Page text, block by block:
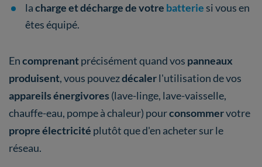
lacharge et décharge de votre batterie si vous en
êtes équipé.
Encomprenantprécisément quand vos panneaux
produisent, vous pouvezdécalerl'utilisation de vos
appareils énergivores (lave-linge, lave-vaisselle,
chauffe-eau, pompe à chaleur) pourconsommervotre
propre électricité plutôt que d'en acheter sur le
réseau.